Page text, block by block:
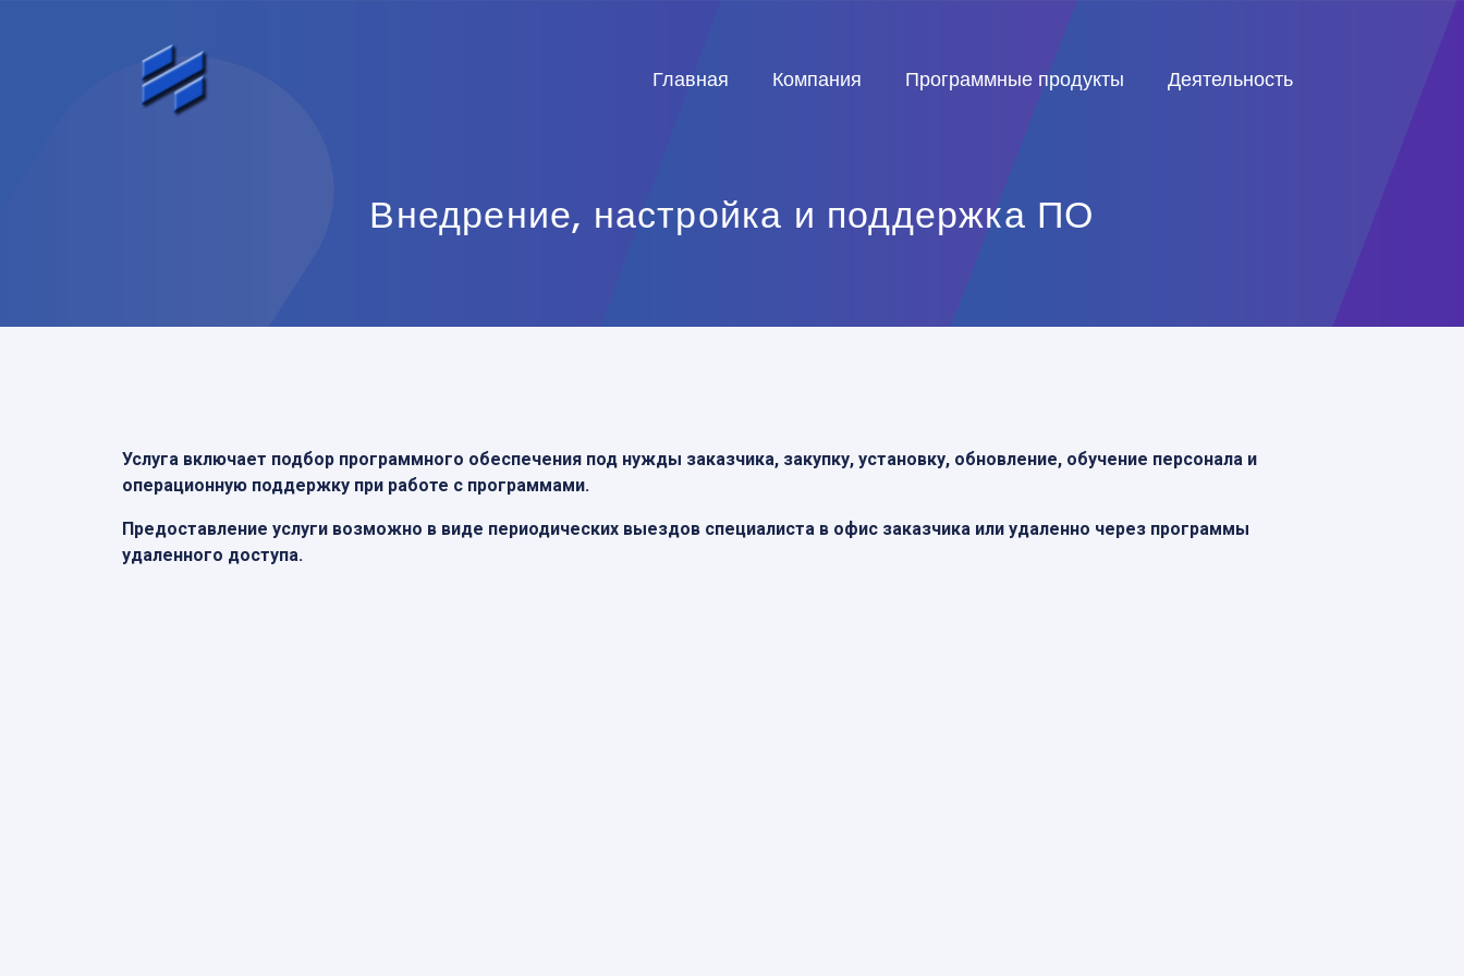
Главная Компания Программные продукты Деятельность
Внедрение, настройка и поддержка ПО
Услуга включает подбор программного обеспечения под нужды заказчика, закупку, установку, обновление, обучение персонала и
операционную поддержку при работе с программами.
Предоставление услуги возможно в виде периодических выездов специалиста в офис заказчика или удаленно через программы
удаленного доступа.